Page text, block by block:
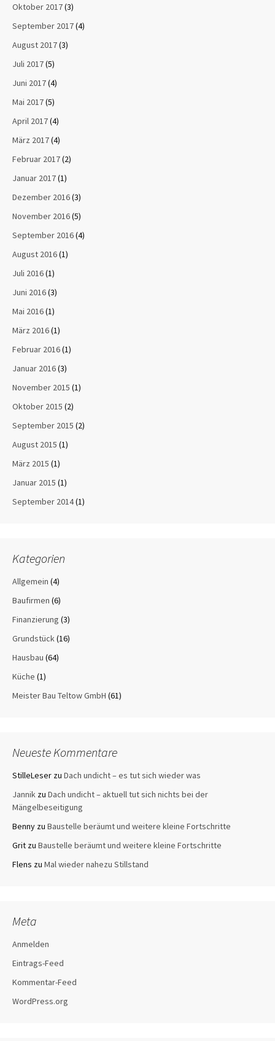
Oktober 2017(3)
September 2017(4)
August 2017(3)
Juli 2017(5)
Juni 2017(4)
Mai 2017(5)
April 2017(4)
März 2017(4)
Februar 2017(2)
Januar 2017(1)
Dezember 2016(3)
November 2016(5)
September 2016(4)
August 2016(1)
Juli 2016(1)
Juni 2016(3)
Mai 2016(1)
März 2016(1)
Februar 2016(1)
Januar 2016(3)
November 2015 (1)
Oktober 2015 (2)
September 2015 (2)
August 2015 (1)
März 2015 (1)
Januar 2015 (1)
September 2014(1)
Kategorien
Allgemein (4)
Baufirmen (6)
Finanzierung (3)
Grundstück(16)
Hausbau (64)
Küche (1)
Meister Bau Teltow GmbH (61)
Neueste Kommentare
StilleLeser zu Dach undicht – es tut sich wieder was
Jannik zu Dach undicht – aktuell tut sich nichts bei der
Mängelbeseitigung
Benny zu Baustelle beräumt und weitere kleine Fortschritte
Grit zu Baustelle beräumt und weitere kleine Fortschritte
Flens zu Mal wieder nahezu Stillstand
Meta
Anmelden
Eintrags-Feed
Kommentar-Feed
WordPress.org